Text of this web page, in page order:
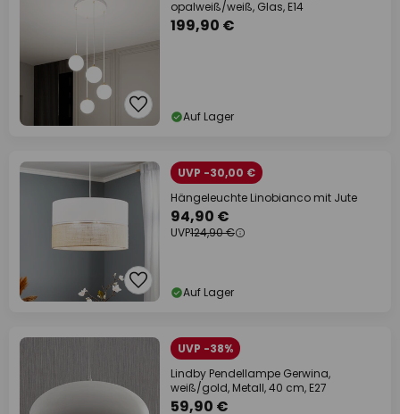
opalweiß/weiß, Glas, E14
199,90 €
Auf Lager
UVP -30,00 €
Hängeleuchte Linobianco mit Jute
94,90 €
UVP124,90 €
Auf Lager
UVP -38%
Lindby Pendellampe Gerwina,
weiß/gold, Metall, 40 cm, E27
59,90 €